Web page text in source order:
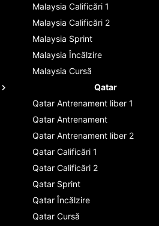
Malaysia Calificări 1
Malaysia Calificări 2
Malaysia Sprint
Malaysia Încălzire
Malaysia Cursă
Qatar
Qatar Antrenament liber 1
Qatar Antrenament
Qatar Antrenament liber 2
Qatar Calificări 1
Qatar Calificări 2
Qatar Sprint
Qatar Încălzire
Qatar Cursă